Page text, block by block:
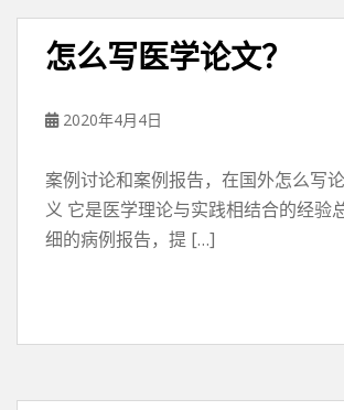
怎么写医学论文？
2020年4月4日
案例讨论和案例报告，在国外怎么写
义 它是医学理论与实践相结合的经验
细的病例报告，提 […]